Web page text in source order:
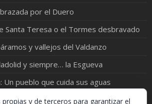
por el Duero
Santa Teresa o el Tormes desbravado
y vallejos del Valdanzo
y siempre… la Esgueva
Un pueblo que cuida sus aguas
entre Torrecilla y San Román
y de terceros para garantizar el